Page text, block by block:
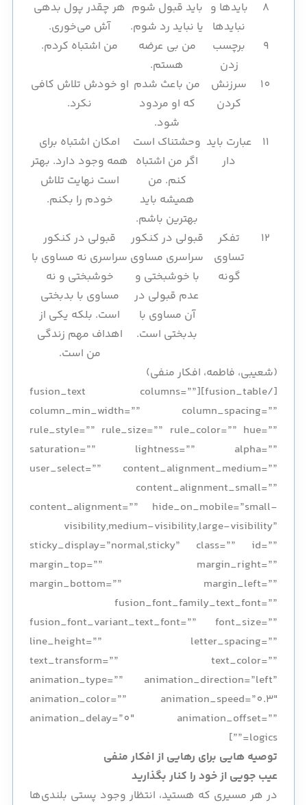
8
بایدها و
نبایدها
باید قبول شوم
یا نباید رد شوم.
هر چقدر پول بدهی
آش می‌خوری.
9
برچسب
زدن
من بی عرضه
هستم.
من اشتباه کردم.
10
سرزنش
کردن
من باعث شدم
که او مردود
شود.
او خودش تلاش کافی
نکرد.
11
عبارت باید
دار
وحشتناک است
اگر من اشتباه
کنم. من
همیشه باید
بهترین باشم.
امکان اشتباه برای
همه وجود دارد. بهتر
است نهایت تلاش
خودم را بکنم.
12
تفکر
تساوی
گونه
قبولی در کنکور
سراسری مساوی
با خوشبختی و
عدم قبولی در
آن مساوی با
بدبختی است.
قبولی در کنکور
سراسری نه مساوی با
خوشبختی و نه
مساوی با بدبختی
است. بلکه یکی از
اهداف مهم زندگی
من است.
(شعیبی، فاطمه، افکار منفی)
[/fusion_table][fusion_text columns=””
column_min_width=”” column_spacing=””
rule_style=”” rule_size=”” rule_color=”” hue=””
saturation=”” lightness=”” alpha=””
user_select=”” content_alignment_medium=””
content_alignment_small=””
content_alignment=”” hide_on_mobile=”small-
visibility,medium-visibility,large-visibility”
sticky_display=”normal,sticky” class=”” id=””
margin_top=”” margin_right=””
margin_bottom=”” margin_left=””
fusion_font_family_text_font=””
fusion_font_variant_text_font=”” font_size=””
line_height=”” letter_spacing=””
text_transform=”” text_color=””
animation_type=”” animation_direction=”left”
animation_color=”” animation_speed=”0.3″
animation_delay=”0″ animation_offset=””
logics=””]
توصیه هایی برای رهایی از افکار منفی
عیب جویی از خود را کنار بگذارید
در هر مسیری که هستید، انتظار وجود پستی بلندی‌ها